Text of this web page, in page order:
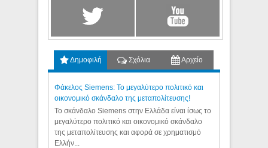
Δημοφιλή Σχόλια Αρχείο
Φάκελος Siemens: Το μεγαλύτερο πολιτικό και
οικονομικό σκάνδαλο της μεταπολίτευσης!
Το σκάνδαλο Siemens στην Ελλάδα είναι ίσως το
μεγαλύτερο πολιτικό και οικονομικό σκάνδαλο
της μεταπολίτευσης και αφορά σε χρηματισμό
Ελλήν...